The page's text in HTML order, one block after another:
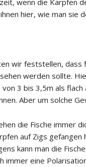
wenn die Karpfen
hier, wie man
wir feststellen, dass
werden sollte.
3 bis 3,5m als
Aber um solche
die Fische immer
auf Zigs gefangen
kann man die
immer eine